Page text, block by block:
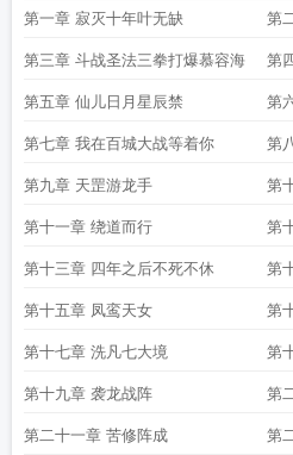
第一章 寂灭十年叶无缺 第
第三章 斗战圣法三拳打爆慕容海 第
第五章 仙儿日月星辰禁 第
第七章 我在百城大战等着你 第
第九章 天罡游龙手 第
第十一章 绕道而行 第
第十三章 四年之后不死不休 第
第十五章 凤鸾天女 第
第十七章 洗凡七大境 第
第十九章 袭龙战阵 第
第二十一章 苦修阵成 第